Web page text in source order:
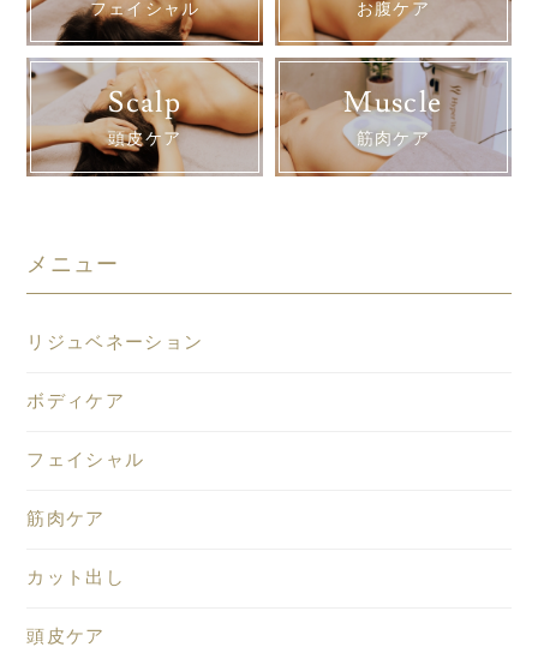
フェイシャル お腹ケア
Scalp
頭皮ケア
Muscle
筋肉ケア
メニュー
リジュベネーション
ボディケア
フェイシャル
筋肉ケア
カット出し
頭皮ケア